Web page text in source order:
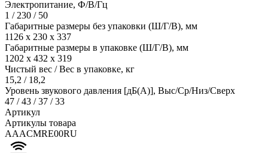
Электропитание, Ф/В/Гц
1 / 230 / 50
Габаритные размеры без упаковки (Ш/Г/В), мм
1126 x 230 x 337
Габаритные размеры в упаковке (Ш/Г/В), мм
1202 x 432 x 319
Чистый вес / Вес в упаковке, кг
15,2 / 18,2
Уровень звукового давления [дБ(А)], Выс/Ср/Низ/Сверх
47 / 43 / 37 / 33
Артикул
Артикулы товара
AAACMRE00RU